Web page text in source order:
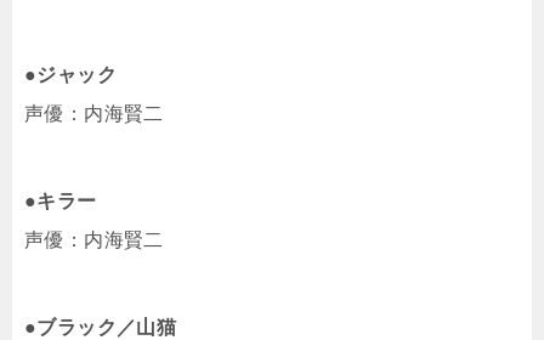
●ジャック
声優：内海賢二
●キラー
声優：内海賢二
●ブラック／山猫